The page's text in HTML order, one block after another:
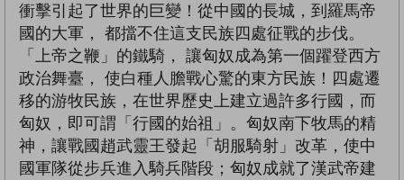
衝擊引起了世界的巨變！從中國的長城，到羅馬帝
國的大軍， 都擋不住這支民族四處征戰的步伐。
「上帝之鞭」的鐵騎， 讓匈奴成為第一個躍登西方
政治舞臺， 使白種人膽戰心驚的東方民族！四處遷
移的游牧民族，在世界歷史上建立過許多行國，而
匈奴，即可謂「行國的始祖」。匈奴南下牧馬的精
神，讓戰國趙武靈王發起「胡服騎射」改革，使中
國軍隊從步兵進入騎兵階段；匈奴成就了漢武帝建